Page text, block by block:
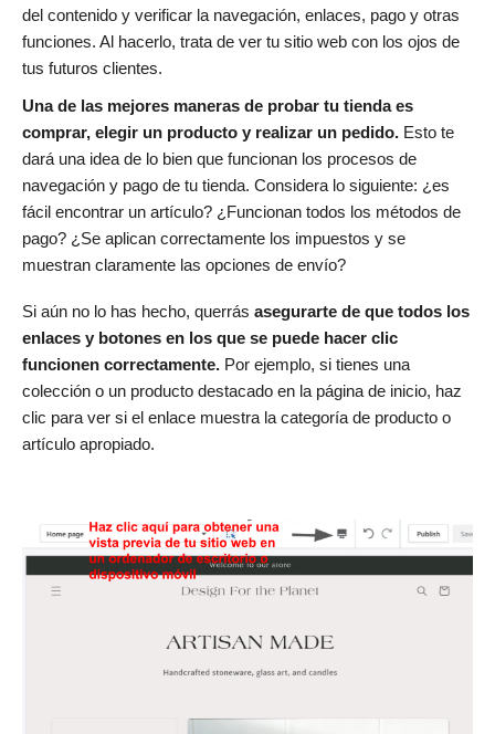
del contenido y verificar la navegación, enlaces, pago y otras
funciones. Al hacerlo, trata de ver tu sitio web con los ojos de
tus futuros clientes.
Una de las mejores maneras de probar tu tienda es
comprar, elegir un producto y realizar un pedido. Esto te
dará una idea de lo bien que funcionan los procesos de
navegación y pago de tu tienda. Considera lo siguiente: ¿es
fácil encontrar un artículo? ¿Funcionan todos los métodos de
pago? ¿Se aplican correctamente los impuestos y se
muestran claramente las opciones de envío?
Si aún no lo has hecho, querrás asegurarte de que todos los
enlaces y botones en los que se puede hacer clic
funcionen correctamente. Por ejemplo, si tienes una
colección o un producto destacado en la página de inicio, haz
clic para ver si el enlace muestra la categoría de producto o
artículo apropiado.